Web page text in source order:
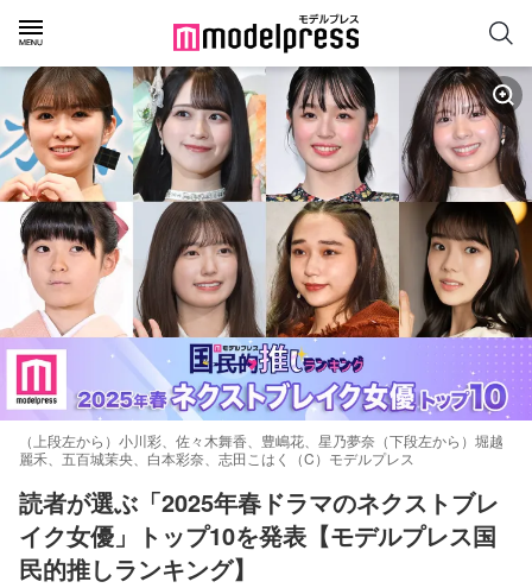
（上段左から）小川彩、佐々木舞香、豊嶋花、星乃夢奈（下段左から）堀越
麗禾、五百城茉央、白本彩奈、志田こはく（C）モデルプレス
読者が選ぶ「2025年春ドラマのネクストブレ
イク女優」トップ10を発表【モデルプレス国
民的推しランキング】